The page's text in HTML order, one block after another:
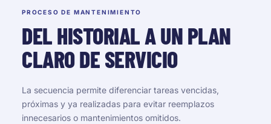
PROCESO DE MANTENIMIENTO
DEL HISTORIAL A UN PLAN
CLARO DE SERVICIO
La secuencia permite diferenciar tareas vencidas,
próximas y ya realizadas para evitar reemplazos
innecesarios o mantenimientos omitidos.